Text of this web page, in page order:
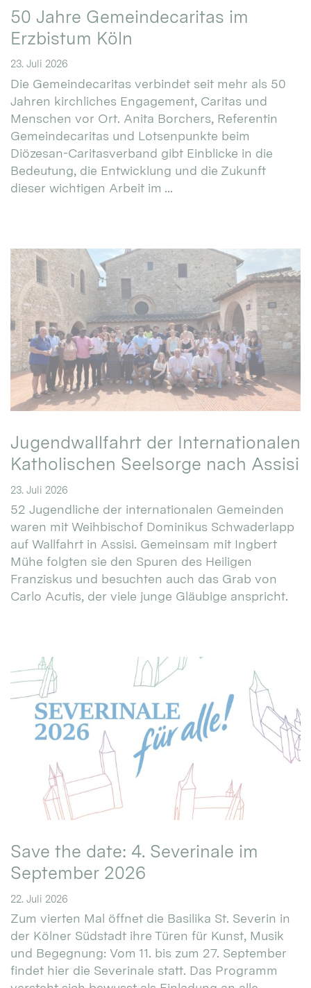
50 Jahre Gemeindecaritas im
Erzbistum Köln
23. Juli 2026
Die Gemeindecaritas verbindet seit mehr als 50
Jahren kirchliches Engagement, Caritas und
Menschen vor Ort. Anita Borchers, Referentin
Gemeindecaritas und Lotsenpunkte beim
Diözesan-Caritasverband gibt Einblicke in die
Bedeutung, die Entwicklung und die Zukunft
dieser wichtigen Arbeit im ...
Jugendwallfahrt der Internationalen
Katholischen Seelsorge nach Assisi
23. Juli 2026
52 Jugendliche der internationalen Gemeinden
waren mit Weihbischof Dominikus Schwaderlapp
auf Wallfahrt in Assisi. Gemeinsam mit Ingbert
Mühe folgten sie den Spuren des Heiligen
Franziskus und besuchten auch das Grab von
Carlo Acutis, der viele junge Gläubige anspricht.
Save the date: 4. Severinale im
September 2026
22. Juli 2026
Zum vierten Mal öffnet die Basilika St. Severin in
der Kölner Südstadt ihre Türen für Kunst, Musik
und Begegnung: Vom 11. bis zum 27. September
findet hier die Severinale statt. Das Programm